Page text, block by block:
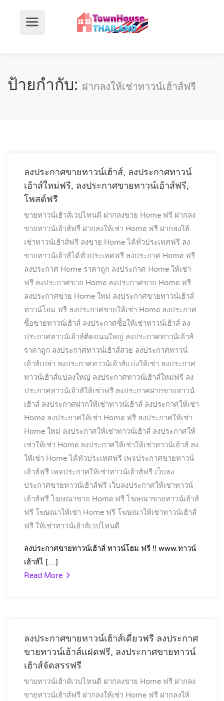
ป้ายกำกับ: ฝากลงให้เช่าทาวน์เฮ้าส์ฟรี
ลงประกาศขายทาวน์เฮ้าส์, ลงประกาศทาวน์
เฮ้าส์ใหม่ฟรี, ลงประกาศขายทาวน์เฮ้าส์ฟรี,
โพสต์ฟรี
ขายทาวน์เฮ้าส์เวปไหนดี ฝากลงขาย Home ฟรี ฝากลง
ขายทาวน์เฮ้าส์ฟรี ฝากลงให้เช่า Home ฟรี ฝากลงให้
เช่าทาวน์เฮ้าส์ฟรี ลงขาย Home ได้ทั่วประเทศฟรี ลง
ขายทาวน์เฮ้าส์ได้ทั่วประเทศฟรี ลงประกาศ Home ฟรี
ลงประกาศ Home ราคาถูก ลงประกาศ Home ให้เช่า
ฟรี ลงประกาศขาย Home ลงประกาศขาย Home ฟรี
ลงประกาศขาย Home ใหม่ ลงประกาศขายทาวน์เฮ้าส์
ทาวน์โฮม ฟรี ลงประกาศขายให้เช่า Home ลงประกาศ
ซื้อขายทาวน์เฮ้าส์ ลงประกาศซื้อให้เช่าทาวน์เฮ้าส์ ลง
ประกาศทาวน์เฮ้าส์ติดถนนใหญ่ ลงประกาศทาวน์เฮ้าส์
ราคาถูก ลงประกาศทาวน์เฮ้าส์สวย ลงประกาศทาวน์
เฮ้าส์เปล่า ลงประกาศทาวน์เฮ้าส์แบ่งให้เช่า ลงประกาศ
ทาวน์เฮ้าส์แปลงใหญ่ ลงประกาศทาวน์เฮ้าส์ใหม่ฟรี ลง
ประกาศทาวน์เฮ้าส์ให้เช่าฟรี ลงประกาศฝากขายทาวน์
เฮ้าส์ ลงประกาศฝากให้เช่าทาวน์เฮ้าส์ ลงประกาศให้เช่า
Home ลงประกาศให้เช่า Home ฟรี ลงประกาศให้เช่า
Home ใหม่ ลงประกาศให้เช่าทาวน์เฮ้าส์ ลงประกาศให้
เช่าให้เช่า Home ลงประกาศให้เช่าให้เช่าทาวน์เฮ้าส์ ลง
ให้เช่า Home ได้ทั่วประเทศฟรี เพจประกาศขายทาวน์
เฮ้าส์ฟรี เพจประกาศให้เช่าทาวน์เฮ้าส์ฟรี เว็บลง
ประกาศขายทาวน์เฮ้าส์ฟรี เว็บลงประกาศให้เช่าทาวน์
เฮ้าส์ฟรี โฆษณาขาย Home ฟรี โฆษณาขายทาวน์เฮ้าส์
ฟรี โฆษณาให้เช่า Home ฟรี โฆษณาให้เช่าทาวน์เฮ้าส์
ฟรี ให้เช่าทาวน์เฮ้าส์เวปไหนดี
ลงประกาศขายทาวน์เฮ้าส์ ทาวน์โฮม ฟรี !! www.ทาวน์
เฮ้าส์ไ […]
Read More
ลงประกาศขายทาวน์เฮ้าส์เดี่ยวฟรี ลงประกาศ
ขายทาวน์เฮ้าส์แฝดฟรี, ลงประกาศขายทาวน์
เฮ้าส์จัดสรรฟรี
ขายทาวน์เฮ้าส์เวปไหนดี ฝากลงขาย Home ฟรี ฝากลง
ขายทาวน์เฮ้าส์ฟรี ฝากลงให้เช่า Home ฟรี ฝากลงให้